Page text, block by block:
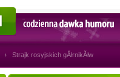
Codzienna dawka humoru
Strajk rosyjskich gĂłrnikĂłw